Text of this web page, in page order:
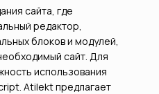
сайта, где
редактор,
блоков и модулей,
сайт. Для
использования
Atilekt предлагает